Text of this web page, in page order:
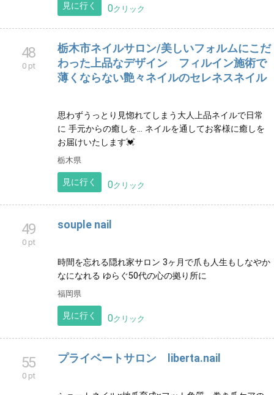
見に行く 0クリック
48
0 pt
栃木市ネイルサロン/美しいフォルムにこだ
わった上品なデザイン フィルイン施術で
薄くならない艶々ネイルのセレネスネイル
思わずうっとり見惚れてしまう大人上品ネイルで日常
に 手元からの癒しを... ネイルを通してお客様に癒しを
お届けいたします💓
栃木県
見に行く 0クリック
49
0 pt
souple nail
時間を忘れる隠れ家サロン 3ヶ月で爪も人生もしなやか
なになれる ゆらぐ50代の心の拠り所に
福岡県
見に行く 0クリック
55
0 pt
プライベートサロン liberta.nail